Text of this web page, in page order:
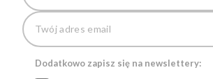
Dodatkowo zapisz się na newslettery: